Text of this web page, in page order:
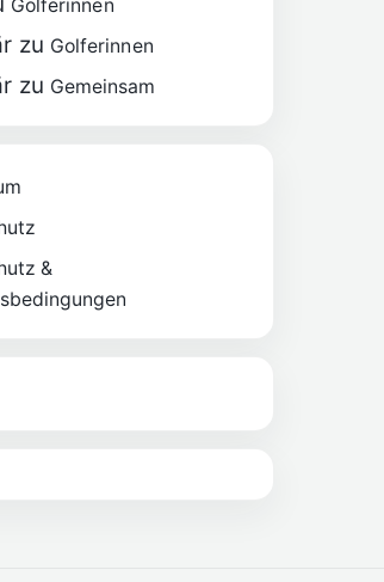
Golferinnen
zu Golferinnen
zu Gemeinsam
&